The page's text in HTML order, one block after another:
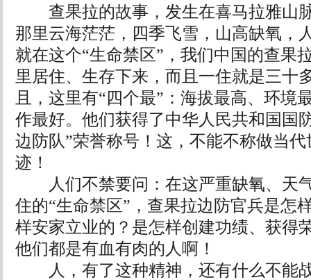
查果拉的故事，发生在喜马拉雅山
那里云海茫茫，四季飞雪，山高缺氧，
就在这个“生命禁区”，我们中国的查果
里居住、生存下来，而且一住就是三十
且，这里有“四个最”：海拔最高、环境
作最好。他们获得了中华人民共和国国
边防队”荣誉称号！这，不能不称做当
迹！
人们不禁要问：在这严重缺氧、天
住的“生命禁区”，查果拉边防官兵是怎
样安家立业的？是怎样创建功绩、获得
他们都是有血有肉的人啊！
人，有了这种精神，还有什么不能